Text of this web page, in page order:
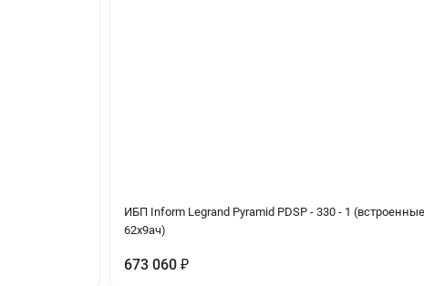
ИБП Inform Legrand Pyramid PDSP - 330 - 1
62х9ач)
673 060 ₽